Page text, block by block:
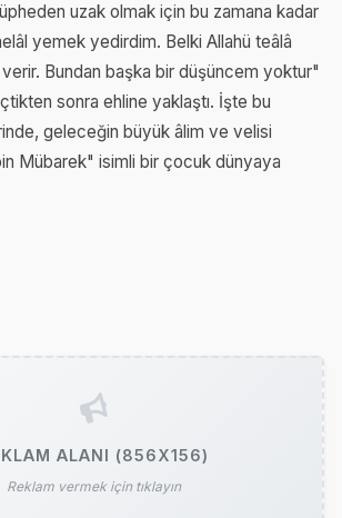
uzak olmak için bu zamana kadar
yemek yedirdim. Belki Allahü teâlâ
Bundan başka bir düşüncem yoktur"
sonra ehline yaklaştı. İşte bu
geleceğin büyük âlim ve velisi
Mübarek" isimli bir çocuk dünyaya
ALANI (856X156)
Reklam vermek için tıklayın